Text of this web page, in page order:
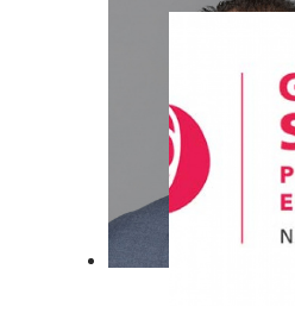
Performance
attractivité
GROUPE INTER-
Performance
numerique,
attractivité